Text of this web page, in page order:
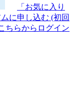
「お気に入り
に申し込む (初回
ちらからログイン